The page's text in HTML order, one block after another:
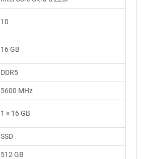
10
16 GB
DDR5
5600 MHz
1 × 16 GB
SSD
512 GB